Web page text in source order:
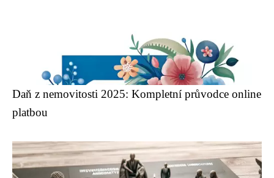
Daň z nemovitosti 2025: Kompletní průvodce online
platbou